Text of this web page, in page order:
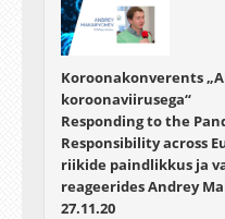
Koroonakonverents
koroonaviirusega“
Responding to the
Responsibility across
riikide paindlikkus ja
reageerides Andrey
27.11.20